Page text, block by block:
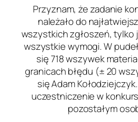
Przyznam, że zadanie
należało do
wszystkich zgłoszeń, tylko
wszystkie wymogi. W
się 718 wszywek
granicach błędu (± 20
się Adam
uczestniczenie w
pozostałym